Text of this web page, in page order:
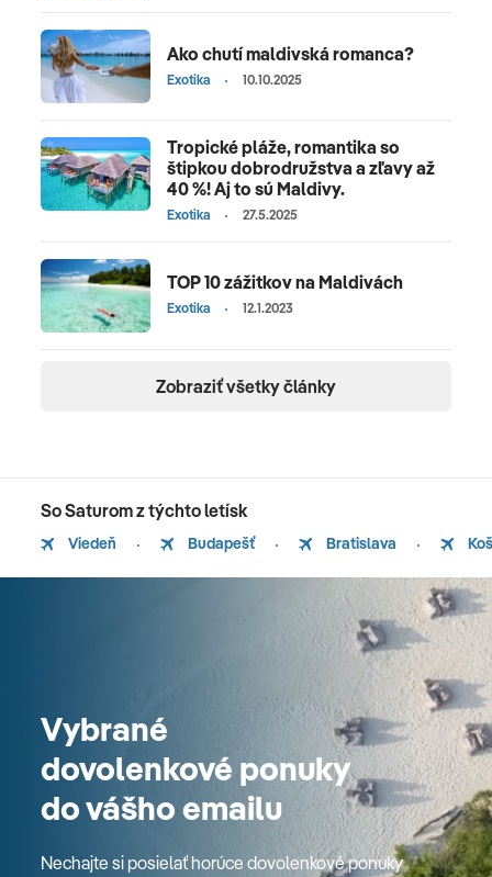
Ako chutí maldivská romanca?
Exotika 10.10.2025
Tropické pláže, romantika so
štipkou dobrodružstva a zľavy až
40 %! Aj to sú Maldivy.
Exotika 27.5.2025
TOP 10 zážitkov na Maldivách
Exotika 12.1.2023
Zobraziť všetky články
So Saturom z týchto letísk
Viedeň Budapešť Bratislava
Vybrané
dovolenkové ponuky
do vášho emailu
Nechajte si posielať horúce dovolenkové ponuky